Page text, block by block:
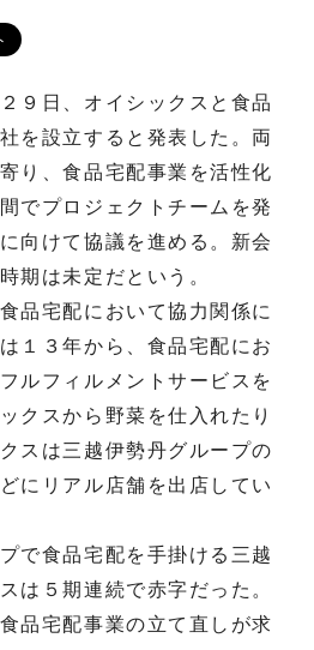
９日、オイシックスと食品
を設立すると発表した。両
り、食品宅配事業を活性化
でプロジェクトチームを発
向けて協議を進める。新会
期は未定だという。
品宅配において協力関係に
１３年から、食品宅配にお
ルフィルメントサービスを
クスから野菜を仕入れたり
スは三越伊勢丹グループの
にリアル店舗を出店してい
で食品宅配を手掛ける三越
は５期連続で赤字だった。
品宅配事業の立て直しが求